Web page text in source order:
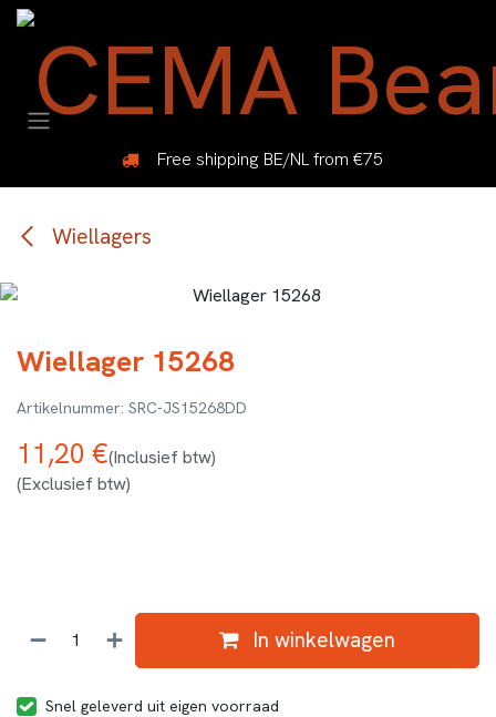
Overslaan naar inhoud
Free shipping BE/NL from €75
Wiellagers
Wiellager 15268
SRC-JS15268DD
11,20 €(Inclusief btw)
(Exclusief btw)
In winkelwagen
Snel geleverd uit eigen voorraad